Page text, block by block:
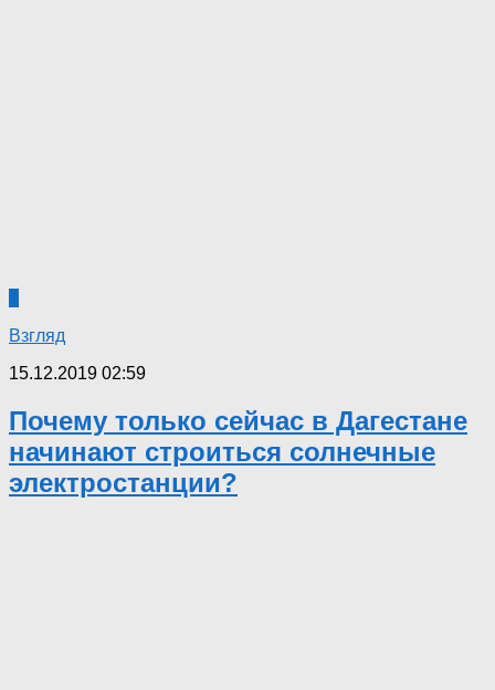
Взгляд
15.12.2019 02:59
Почему только сейчас в Дагестане
начинают строиться солнечные
электростанции?